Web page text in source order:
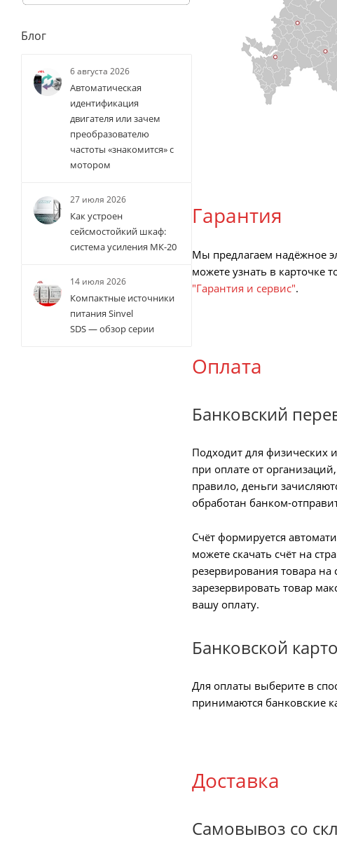
Гарантия
Мы предлагаем надёжное
можете узнать в
"Гарантия и сервис".
Оплата
Банковский
Подходит для физических
при оплате от
правило, деньги
обработан банком-
Счёт формируется
можете скачать счёт на
резервирования товара
зарезервировать товар
вашу оплату.
Банковской
Для оплаты выберите в
принимаются банковские
Доставка
Самовывоз со
Блог
6 августа 2026
Автоматическая
идентификация
двигателя или зачем
преобразователю
частоты «знакомится» с
мотором
27 июля 2026
Как устроен
сейсмостойкий шкаф:
система усиления МК-20
14 июля 2026
Компактные источники
питания Sinvel
SDS — обзор серии